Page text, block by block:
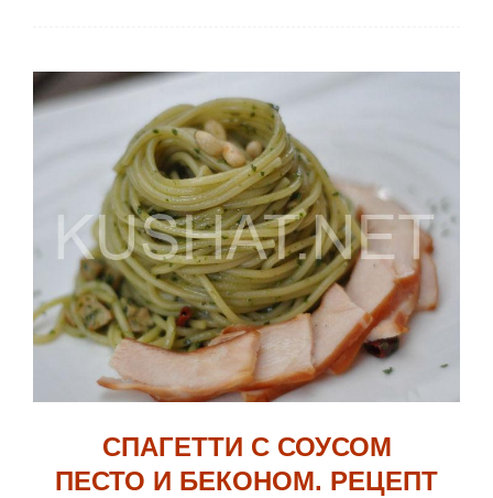
СПАГЕТТИ С СОУСОМ
ПЕСТО И БЕКОНОМ. РЕЦЕПТ